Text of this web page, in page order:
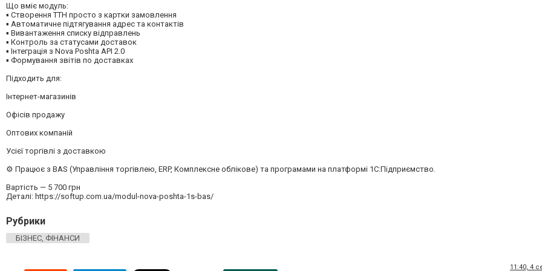
Що вміє модуль:
▪ Створення ТТН просто з картки замовлення
▪ Автоматичне підтягування адрес та контактів
▪ Вивантаження списку відправлень
▪ Контроль за статусами доставок
▪ Інтеграція з Nova Poshta API 2.0
▪ Формування звітів по доставках
Підходить для:
Інтернет-магазинів
Офісів продажу
Оптових компаній
Усієї торгівлі з доставкою
⚙ Працює з BAS (Управління торгівлею, ERP, Комплексне облікове) та програмами на платформі 1С:Підприємство.
Вартість — 5 700 грн
Деталі: https://softup.com.ua/modul-nova-poshta-1s-bas/
Рубрики
БІЗНЕС, ФІНАНСИ
11:40, 4